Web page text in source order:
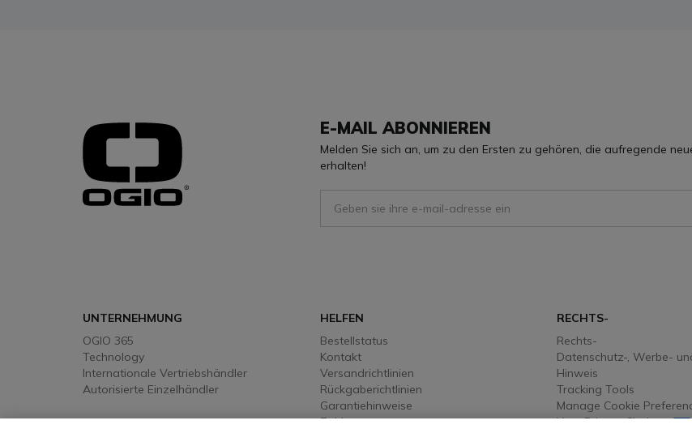
E-MAIL ABONNIEREN
Melden Sie sich an, um zu den Ersten zu gehören, die aufregende
erhalten!
UNTERNEHMUNG
OGIO 365
Technology
Internationale Vertriebshändler
Autorisierte Einzelhändler
HELFEN
Bestellstatus
Kontakt
Versandrichtlinien
Rückgaberichtlinien
Garantiehinweise
Zahlungsarten
RECHTS-
Rechts-
Datenschutz-, Werbe-
Hinweis
Tracking Tools
Manage Cookie
Your Privacy Choices